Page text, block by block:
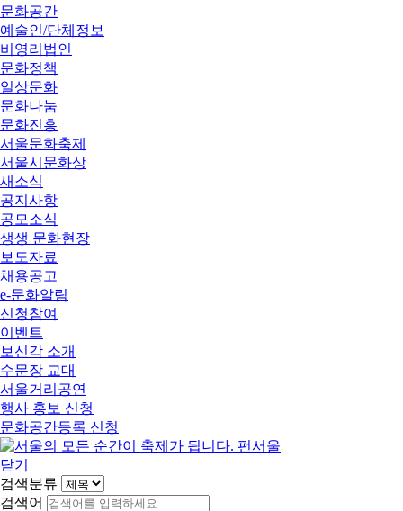
문화공간
예술인/단체정보
비영리법인
문화정책
일상문화
문화나눔
문화진흥
서울문화축제
서울시문화상
새소식
공지사항
공모소식
생생 문화현장
보도자료
채용공고
e-문화알림
신청참여
이벤트
보신각 소개
수문장 교대
서울거리공연
행사 홍보 신청
문화공간등록 신청
닫기
검색분류
검색어